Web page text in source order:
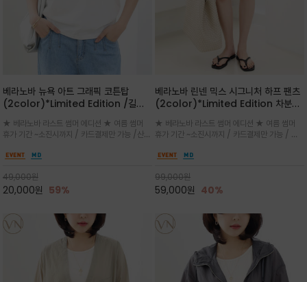
베라노바 뉴욕 아트 그래픽 코튼탑
(2color)*Limited Edition /길어
세요 ^^
★ 베라노바 라스트 썸머 에디션 ★ 여름 썸머
휴가 기간 ~소진시까지 / 카드결제만 가능 /산뜻
레터링과 감각적인 일러스트 프린트가 어우러져
49,000원
20,000원 59%
베라노바 린넨 믹스 시그니처 하프 팬츠
(2color)*Limited Edition 차분한
진 여름의 끝자락까지 멋스럽게 연출하
세요 ^^
★ 베라노바 라스트 썸머 에디션 ★ 여름 썸머
휴가 기간 ~소진시까지 / 카드결제만 가능 / 앞
게 체형을 커버해 우아한 비율을 완성
99,000원
59,000원 40%